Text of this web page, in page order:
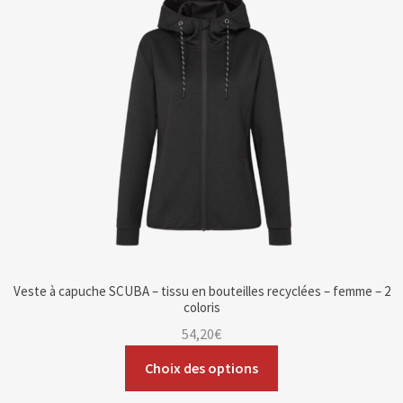
Veste à capuche SCUBA – tissu en bouteilles recyclées – femme – 2
coloris
54,20€
Choix des options